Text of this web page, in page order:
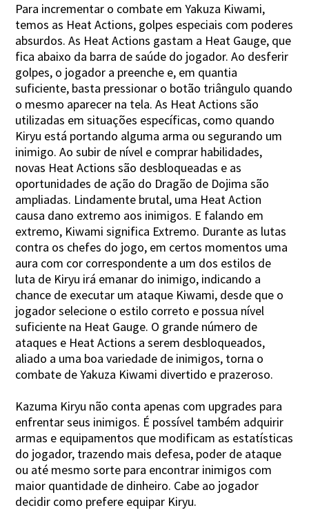
Para incrementar o combate em Yakuza Kiwami,
temos as Heat Actions, golpes especiais com poderes
absurdos. As Heat Actions gastam a Heat Gauge, que
fica abaixo da barra de saúde do jogador. Ao desferir
golpes, o jogador a preenche e, em quantia
suficiente, basta pressionar o botão triângulo quando
o mesmo aparecer na tela. As Heat Actions são
utilizadas em situações específicas, como quando
Kiryu está portando alguma arma ou segurando um
inimigo. Ao subir de nível e comprar habilidades,
novas Heat Actions são desbloqueadas e as
oportunidades de ação do Dragão de Dojima são
ampliadas. Lindamente brutal, uma Heat Action
causa dano extremo aos inimigos. E falando em
extremo, Kiwami significa Extremo. Durante as lutas
contra os chefes do jogo, em certos momentos uma
aura com cor correspondente a um dos estilos de
luta de Kiryu irá emanar do inimigo, indicando a
chance de executar um ataque Kiwami, desde que o
jogador selecione o estilo correto e possua nível
suficiente na Heat Gauge. O grande número de
ataques e Heat Actions a serem desbloqueados,
aliado a uma boa variedade de inimigos, torna o
combate de Yakuza Kiwami divertido e prazeroso.
Kazuma Kiryu não conta apenas com upgrades para
enfrentar seus inimigos. É possível também adquirir
armas e equipamentos que modificam as estatísticas
do jogador, trazendo mais defesa, poder de ataque
ou até mesmo sorte para encontrar inimigos com
maior quantidade de dinheiro. Cabe ao jogador
decidir como prefere equipar Kiryu.